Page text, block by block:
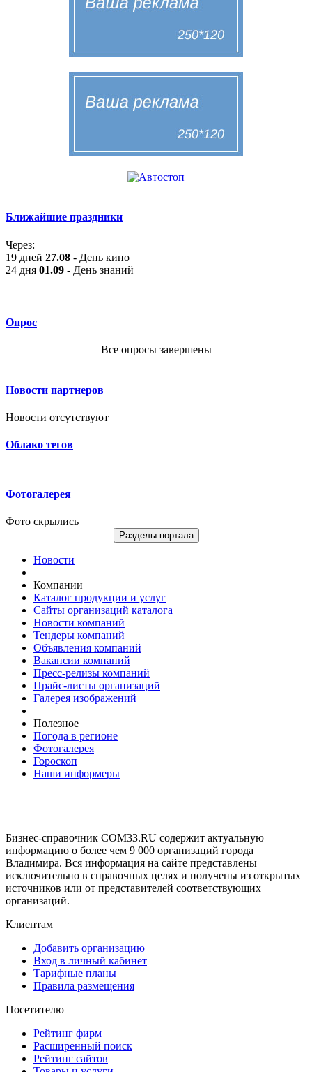
Ближайшие праздники
Через:
19 дней 27.08 - День кино
24 дня 01.09 - День знаний
Опрос
Все опросы завершены
Новости партнеров
Новости отсутствуют
Облако тегов
Фотогалерея
Фото скрылись
Разделы портала
Новости
Компании
Каталог продукции и услуг
Сайты организаций каталога
Новости компаний
Тендеры компаний
Объявления компаний
Вакансии компаний
Пресс-релизы компаний
Прайс-листы организаций
Галерея изображений
Полезное
Погода в регионе
Фотогалерея
Гороскоп
Наши информеры
Бизнес-справочник COM33.RU содержит актуальную
информацию о более чем 9 000 организаций города
Владимира. Вся информация на сайте представлены
исключительно в справочных целях и получены из открытых
источников или от представителей соответствующих
организаций.
Клиентам
Добавить организацию
Вход в личный кабинет
Тарифные планы
Правила размещения
Посетителю
Рейтинг фирм
Расширенный поиск
Рейтинг сайтов